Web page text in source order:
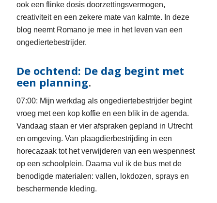
ook een flinke dosis doorzettingsvermogen,
creativiteit en een zekere mate van kalmte. In deze
blog neemt Romano je mee in het leven van een
ongediertebestrijder.
De ochtend: De dag begint met
een planning.
07:00: Mijn werkdag als ongediertebestrijder begint
vroeg met een kop koffie en een blik in de agenda.
Vandaag staan er vier afspraken gepland in Utrecht
en omgeving. Van plaagdierbestrijding in een
horecazaak tot het verwijderen van een wespennest
op een schoolplein. Daarna vul ik de bus met de
benodigde materialen: vallen, lokdozen, sprays en
beschermende kleding.